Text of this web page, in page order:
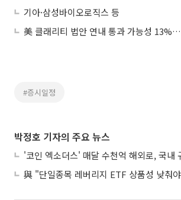
기아·삼성바이오로직스 등
#증시일정
박정호 기자의 주요 뉴스
'코인 엑소더스' 매달 수천억 해외로, 국내